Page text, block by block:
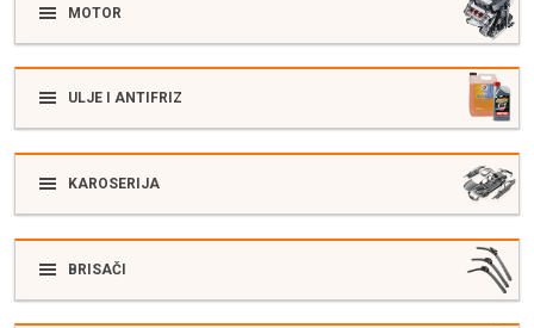
MOTOR
ULJE I ANTIFRIZ
KAROSERIJA
BRISAČI